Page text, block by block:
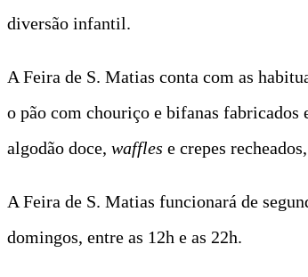
diversão infantil.
A Feira de S. Matias conta com as
o pão com chouriço e bifanas
algodão doce, waffles e crepes
A Feira de S. Matias funcionará de
domingos, entre as 12h e as 22h.